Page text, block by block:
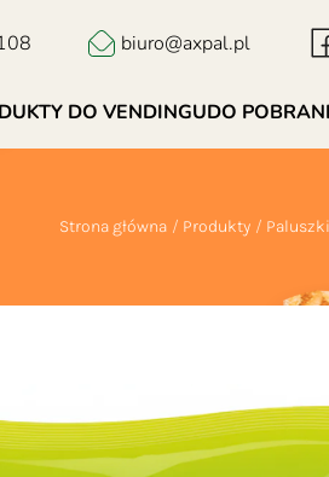
biuro@axpal.pl
DO VENDINGUDO
Strona główna Produkty Paluszki